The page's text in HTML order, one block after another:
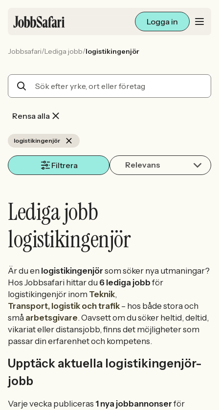
Logga in
Arbetsliv och karriär
Sök med AI
Jobbsafari/Lediga jobb/logistikingenjör
Rensa alla
logistikingenjör
Filtrera Relevans
Lediga jobb
logistikingenjör
Är du en logistikingenjör som söker nya utmaningar?
Hos Jobbsafari hittar du 6 lediga jobb för
logistikingenjör inom Teknik,
Transport, logistik och trafik – hos både stora och
små arbetsgivare. Oavsett om du söker heltid, deltid,
vikariat eller distansjobb, finns det möjligheter som
passar din erfarenhet och kompetens.
Upptäck aktuella logistikingenjör-
jobb
Varje vecka publiceras 1 nya jobbannonser för